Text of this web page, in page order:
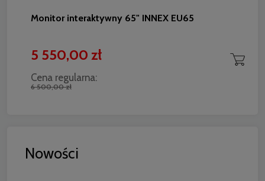
Monitor interaktywny 65" INNEX EU65
5 550,00 zł
Cena regularna:
6 500,00 zł
Nowości